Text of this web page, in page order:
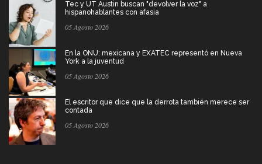
Tec y UT Austin buscan "devolver la voz" a
hispanohablantes con afasia
05 Agosto 2026
En la ONU: mexicana y EXATEC representó en Nueva
York a la juventud
05 Agosto 2026
El escritor que dice que la derrota también merece ser
contada
05 Agosto 2026